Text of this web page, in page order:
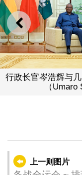
上一则
行政长官岑浩辉与
（
上一则图片